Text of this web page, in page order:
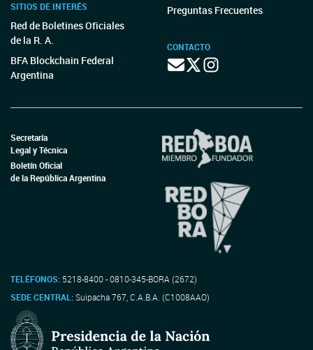
SITIOS DE INTERÉS
Red de Boletines Oficiales
de la R. A.
BFA Blockchain Federal
Argentina
Preguntas Frecuentes
CONTACTO
Secretaría
Legal y Técnica
Boletín Oficial
de la República Argentina
TELÉFONOS: 5218-8400 - 0810-345-BORA (2672)
SEDE CENTRAL:Suipacha 767, C.A.B.A. (C1008AAO)